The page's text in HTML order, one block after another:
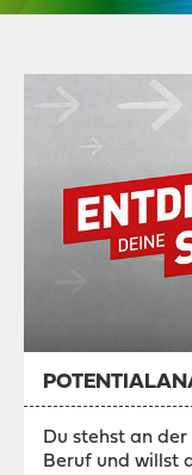
Du stehst an
Beruf und willst